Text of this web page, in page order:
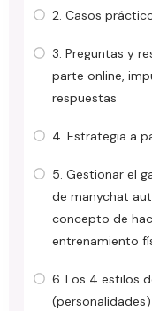
2. Casos
3. Preguntas y
parte online,
respuestas
4. Estrategia a
5. Gestionar el
de manychat
concepto de
entrenamiento
6. Los 4 estilos